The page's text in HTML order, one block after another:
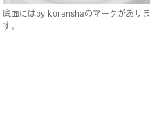
底面にはby koranshaのマークがありま
す。